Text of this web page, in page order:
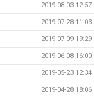
2019-08-03 12:57
2019-07-28 11:03
2019-07-09 19:29
2019-06-08 16:00
2019-05-23 12:34
2019-04-28 18:06